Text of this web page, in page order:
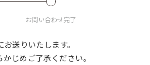
お問い合わせ完了
送りいたします。
じめご了承ください。